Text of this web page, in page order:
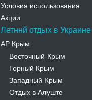
Условия использования
Акции
Летннй отдых в Украине
АР Крым
Восточный Крым
Горный Крым
Западный Крым
Отдых в Алуште